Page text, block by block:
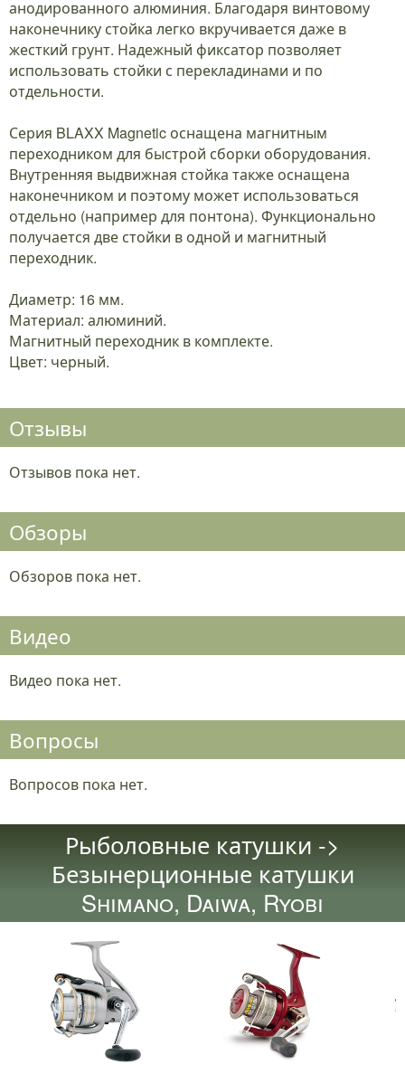
анодированного алюминия. Благодаря винтовому
наконечнику стойка легко вкручивается даже в
жесткий грунт. Надежный фиксатор позволяет
использовать стойки с перекладинами и по
отдельности.
Серия BLAXX Magnetic оснащена магнитным
переходником для быстрой сборки оборудования.
Внутренняя выдвижная стойка также оснащена
наконечником и поэтому может использоваться
отдельно (например для понтона). Функционально
получается две стойки в одной и магнитный
переходник.
Диаметр: 16 мм.
Материал: алюминий.
Магнитный переходник в комплекте.
Цвет: черный.
Отзывы
Отзывов пока нет.
Обзоры
Обзоров пока нет.
Видео
Видео пока нет.
Вопросы
Вопросов пока нет.
Рыболовные катушки ->
Безынерционные катушки
Shimano, Daiwa, Ryobi